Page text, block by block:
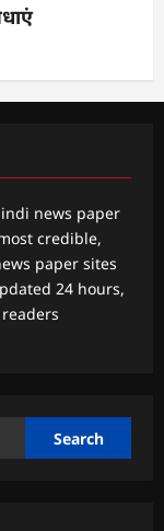
news paper
credible,
paper sites
24 hours,